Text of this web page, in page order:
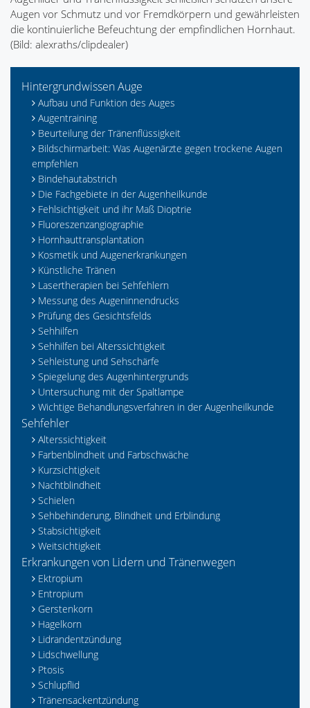
Augen vor Schmutz und vor Fremdkörpern und gewährleisten
die kontinuierliche Befeuchtung der empfindlichen Hornhaut.
(Bild: alexraths/clipdealer)
Hintergrundwissen Auge
Aufbau und Funktion des Auges
Augentraining
Beurteilung der Tränenflüssigkeit
Bildschirmarbeit: Was Augenärzte gegen trockene Augen
empfehlen
Bindehautabstrich
Die Fachgebiete in der Augenheilkunde
Fehlsichtigkeit und ihr Maß Dioptrie
Fluoreszenzangiographie
Hornhauttransplantation
Kosmetik und Augenerkrankungen
Künstliche Tränen
Lasertherapien bei Sehfehlern
Messung des Augeninnendrucks
Prüfung des Gesichtsfelds
Sehhilfen
Sehhilfen bei Alterssichtigkeit
Sehleistung und Sehschärfe
Spiegelung des Augenhintergrunds
Untersuchung mit der Spaltlampe
Wichtige Behandlungsverfahren in der Augenheilkunde
Sehfehler
Alterssichtigkeit
Farbenblindheit und Farbschwäche
Kurzsichtigkeit
Nachtblindheit
Schielen
Sehbehinderung, Blindheit und Erblindung
Stabsichtigkeit
Weitsichtigkeit
Erkrankungen von Lidern und Tränenwegen
Ektropium
Entropium
Gerstenkorn
Hagelkorn
Lidrandentzündung
Lidschwellung
Ptosis
Schlupflid
Tränensackentzündung